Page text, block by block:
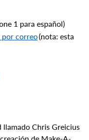
1 para español)
correo(nota: esta
llamado Chris Greicius